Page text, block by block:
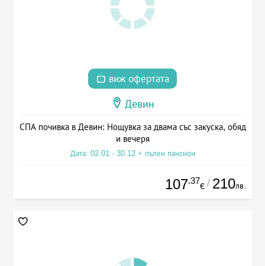
виж офертата
Девин
СПА почивка в Девин: Нощувка за двама със закуска, обяд
и вечеря
Дата: 02.01 - 30.12 + пълен пансион
107.37
€ / 210лв.